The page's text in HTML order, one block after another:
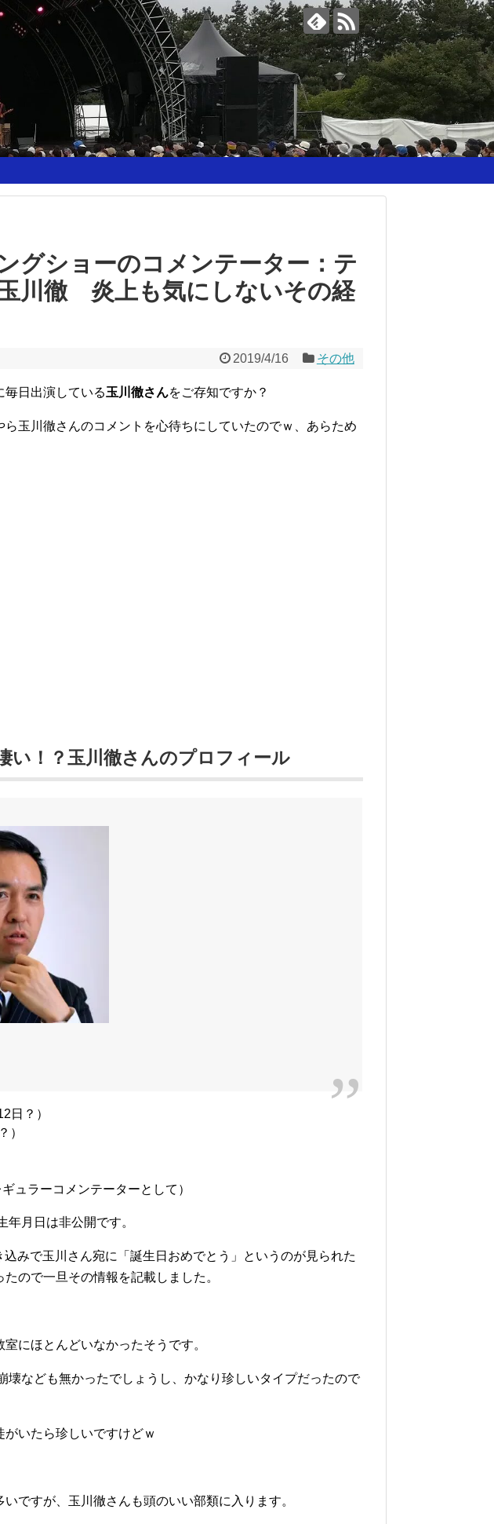
グショーのコメンテーター：テ
川徹 炎上も気にしないその経
2019/4/16 その他
毎日出演している玉川徹さんをご存知ですか？
玉川徹さんのコメントを心待ちにしていたのでｗ、あらため
い！？玉川徹さんのプロフィール
日？）
）
ュラーコメンテーターとして）
月日は非公開です。
みで玉川さん宛に「誕生日おめでとう」というのが見られた
ので一旦その情報を記載しました。
にほとんどいなかったそうです。
壊なども無かったでしょうし、かなり珍しいタイプだったので
いたら珍しいですけどｗ
ですが、玉川徹さんも頭のいい部類に入ります。